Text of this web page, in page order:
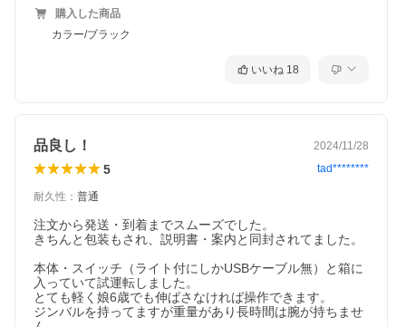
購入した商品
カラー/ブラック
いいね 18
品良し！ 2024/11/28
5 tad********
耐久性 ： 普通
注文から発送・到着までスムーズでした。
きちんと包装もされ、説明書・案内と同封されてました。
本体・スイッチ（ライト付にしかUSBケーブル無）と箱に
入っていて試運転しました。
とても軽く娘6歳でも伸ばさなければ操作できます。
ジンバルを持ってますが重量があり長時間は腕が持ちませ